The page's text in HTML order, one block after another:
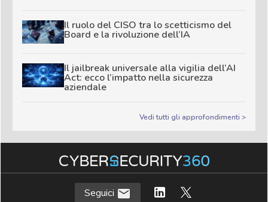
Il ruolo del CISO tra lo scetticismo del
Board e la rivoluzione dell’IA
Il jailbreak universale alla vigilia dell’AI
Act: ecco l’impatto nella sicurezza
aziendale
Vedi tutti gli approfondimenti >
Seguici